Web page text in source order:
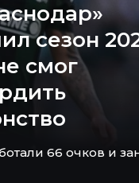
сезон
смог
66 очков и